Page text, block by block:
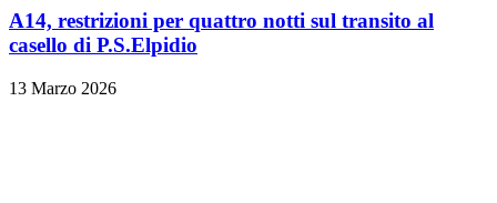
A14, restrizioni per quattro notti sul transito al
casello di P.S.Elpidio
13 Marzo 2026